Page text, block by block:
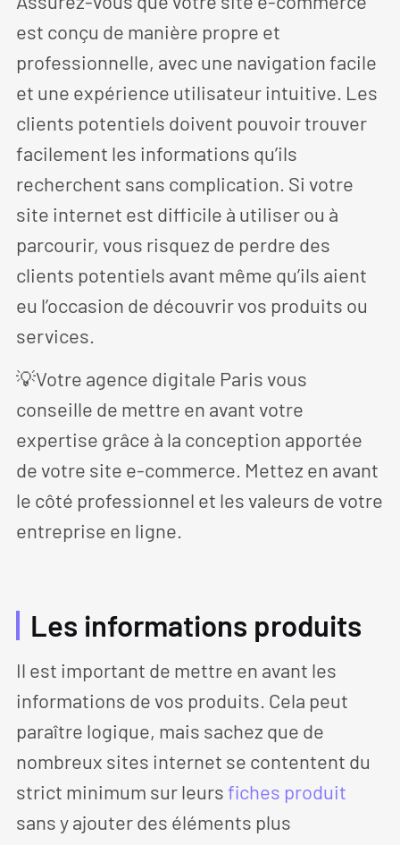
est conçu de manière propre et
professionnelle, avec une navigation facile
et une expérience utilisateur intuitive. Les
clients potentiels doivent pouvoir trouver
facilement les informations qu’ils
recherchent sans complication. Si votre
site internet est difficile à utiliser ou à
parcourir, vous risquez de perdre des
clients potentiels avant même qu’ils aient
eu l’occasion de découvrir vos produits ou
services.
💡Votre agence digitale Paris vous
conseille de mettre en avant votre
expertise grâce à la conception apportée
de votre site e-commerce. Mettez en avant
le côté professionnel et les valeurs de votre
entreprise en ligne.
Les informations produits
Il est important de mettre en avant les
informations de vos produits. Cela peut
paraître logique, mais sachez que de
nombreux sites internet se contentent du
strict minimum sur leursfiches produit
sans y ajouter des éléments plus